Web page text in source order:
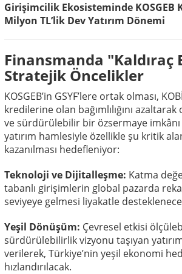
Girişimcilik Ekosisteminde KOSGEB
Milyon TL’lik Dev Yatırım Dönemi
Finansmanda "Kaldıraç
Stratejik Öncelikler
KOSGEB’in GSYF’lere ortak olması,
kredilerine olan bağımlılığını
ve sürdürülebilir bir özsermaye
yatırım hamlesiyle özellikle şu kritik
kazanılması hedefleniyor:
Teknoloji ve Dijitalleşme: Katma
tabanlı girişimlerin global pazarda
seviyeye gelmesi liyakatle
Yeşil Dönüşüm: Çevresel etkisi
sürdürülebilirlik vizyonu taşıyan
verilerek, Türkiye’nin yeşil ekonomi
hızlandırılacak.